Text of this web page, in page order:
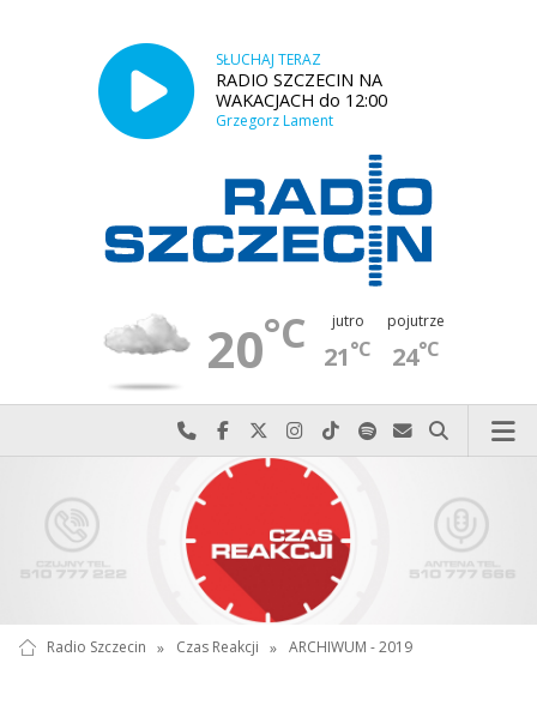
SŁUCHAJ TERAZ
RADIO SZCZECIN NA
WAKACJACH do 12:00
Grzegorz Lament
20°C jutro
21°C
pojutrze
24°C
Najlepiej po prostu do nas zadzwoń
Odwiedź nas na Facebook-u
Odwiedź nas na X
Odwiedź nas na Instagram-ie
Odwiedź nas na TikTok-u
Szukaj nas na Spotify
Wyślij do nas
Szukaj
Radio Szczecin » Czas Reakcji » ARCHIWUM - 2019